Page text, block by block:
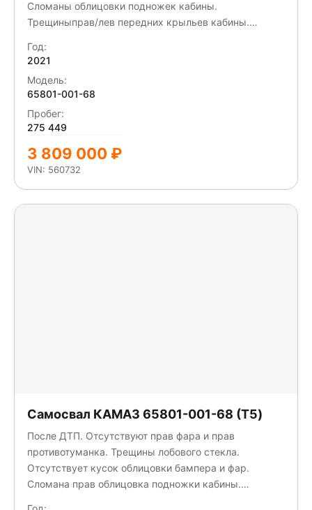
Сломаны облицовки подножек кабины.
Трещиныправ/лев передних крыльев кабины.
отбойника. Трещины прав зеркала. Деформирована
Год:
2021
Модель:
65801-001-68
Пробег:
275 449
3 809 000 ₽
VIN: 560732
Самосвал КАМАЗ 65801-001-68 (T5)
После ДТП. Отсутствуют прав фара и прав
противотуманка. Трещины лобового стекла.
Отсутствует кусок облицовки бампера и фар.
Сломана прав облицовка подножки кабины.